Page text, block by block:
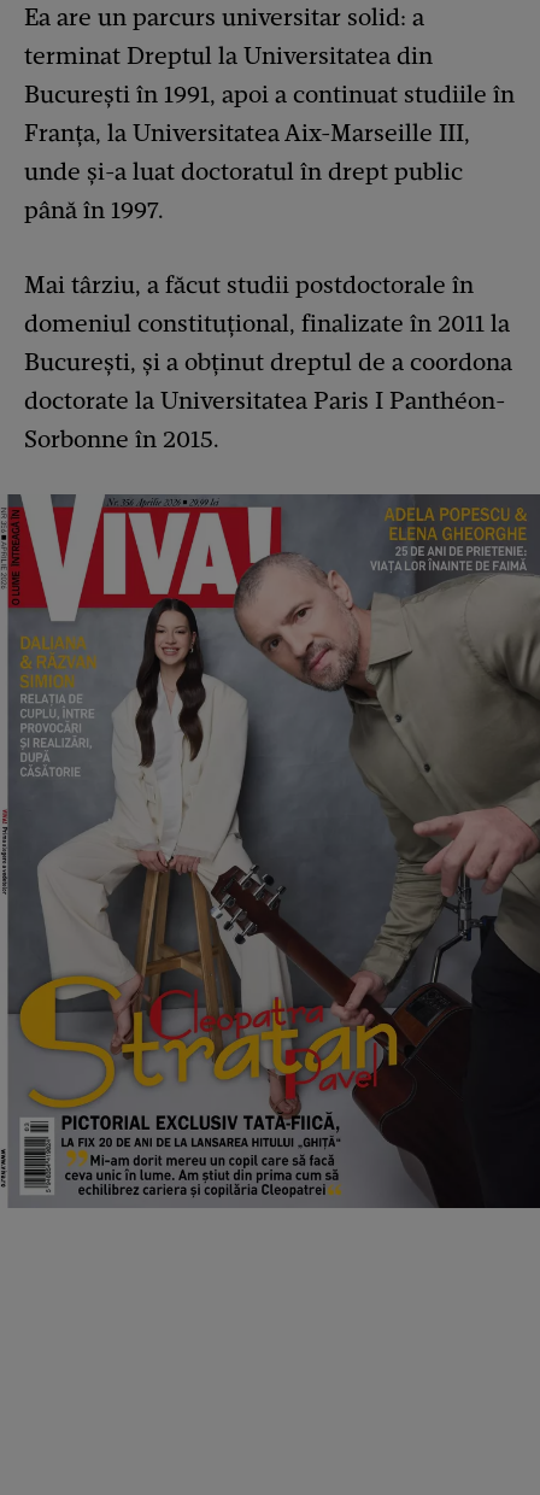
Ea are un parcurs universitar solid: a
terminat Dreptul la Universitatea din
București în 1991, apoi a continuat studiile în
Franța, la Universitatea Aix-Marseille III,
unde și-a luat doctoratul în drept public
până în 1997.
Mai târziu, a făcut studii postdoctorale în
domeniul constituțional, finalizate în 2011 la
București, și a obținut dreptul de a coordona
doctorate la Universitatea Paris I Panthéon-
Sorbonne în 2015.